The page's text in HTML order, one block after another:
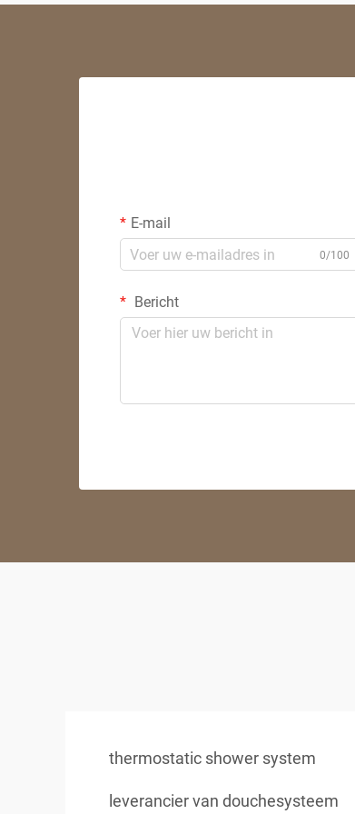
E-mail
0/100
Bericht
thermostatic shower system
leverancier van douchesysteem